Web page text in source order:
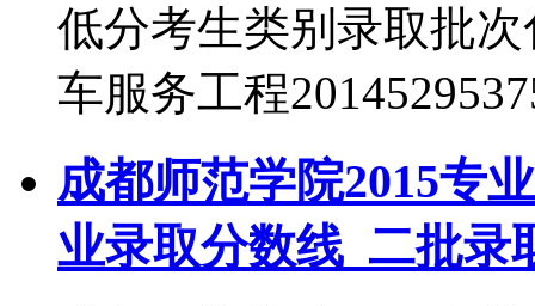
低分考生类别录取批次
车服务工程
成都师范学院2015专
业录取分数线_二批录